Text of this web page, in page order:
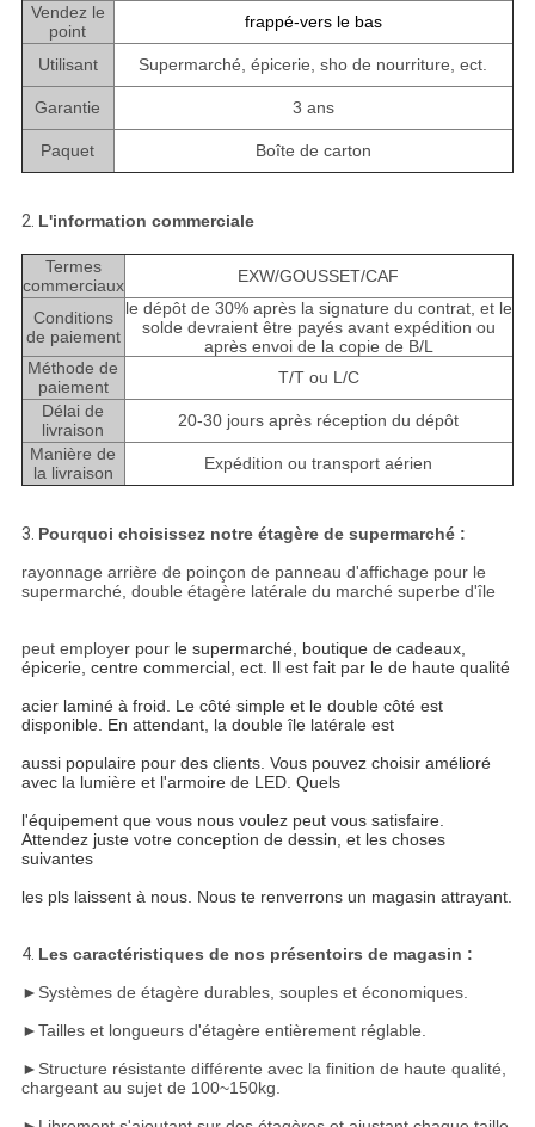
Vendez le
point
frappé-vers le bas
Utilisant Supermarché, épicerie, sho de nourriture, ect.
Garantie 3 ans
Paquet Boîte de carton
2. L'information commerciale
Termes
commerciaux
EXW/GOUSSET/CAF
Conditions
de paiement
le dépôt de 30% après la signature du contrat, et le
solde devraient être payés avant expédition ou
après envoi de la copie de B/L
Méthode de
paiement
T/T ou L/C
Délai de
livraison
20-30 jours après réception du dépôt
Manière de
la livraison
Expédition ou transport aérien
3. Pourquoi choisissez notre étagère de supermarché :
rayonnage arrière de poinçon de panneau d'affichage pour le
supermarché, double étagère latérale du marché superbe d'île
peut employer pour le supermarché, boutique de cadeaux,
épicerie, centre commercial, ect. Il est fait par le de haute qualité
acier laminé à froid. Le côté simple et le double côté est
disponible. En attendant, la double île latérale est
aussi populaire pour des clients. Vous pouvez choisir amélioré
avec la lumière et l'armoire de LED. Quels
l'équipement que vous nous voulez peut vous satisfaire.
Attendez juste votre conception de dessin, et les choses
suivantes
les pls laissent à nous. Nous te renverrons un magasin attrayant.
4. Les caractéristiques de nos présentoirs de magasin :
► Systèmes de étagère durables, souples et économiques.
►Tailles et longueurs d'étagère entièrement réglable.
► Structure résistante différente avec la finition de haute qualité,
chargeant au sujet de 100~150kg.